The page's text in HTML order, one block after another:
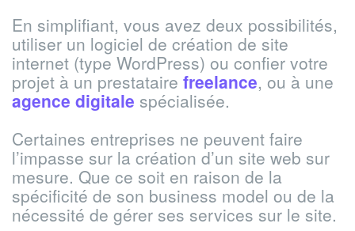
En simplifiant, vous avez deux possibilités,
utiliser un logiciel de création de site
internet (type WordPress) ou confier votre
projet à un prestataire freelance, ou à une
agence digitale spécialisée.
Certaines entreprises ne peuvent faire
l’impasse sur la création d’un site web sur
mesure. Que ce soit en raison de la
spécificité de son business model ou de la
nécessité de gérer ses services sur le site.